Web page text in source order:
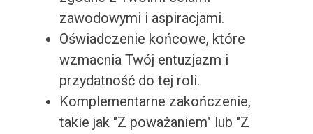
zawodowymi i aspiracjami.
Oświadczenie końcowe, które
wzmacnia Twój entuzjazm i
przydatność do tej roli.
Komplementarne zakończenie,
takie jak "Z poważaniem" lub "Z